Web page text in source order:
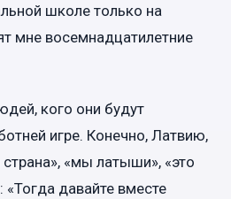
школе только на
мне восемнадцатилетние
кого они будут
игре. Конечно, Латвию,
«мы латыши», «это
давайте вместе